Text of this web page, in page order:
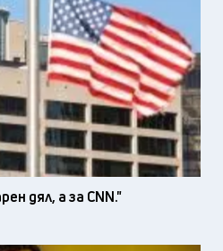
дял, а за CNN."